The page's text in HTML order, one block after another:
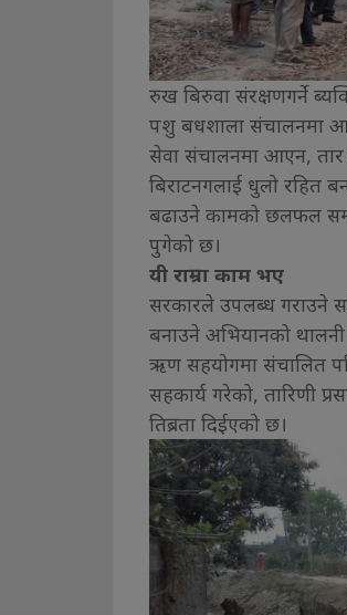
रुख बिरुवा संरक्षणगर्ने
पशु बधशाला संचालनमा
सेवा संचालनमा आएन, तार
बिराटनगलाई धुलो रहित
बढाउने कामको छलफल सम्म
पुगेको छ।
यी राम्रा काम भए
सरकारले उपलब्ध गराउने
बनाउने अभियानको
ऋण सहयोगमा संचालित
सहकार्य गरेको, तारिणी
तिब्रता दिईएको छ।